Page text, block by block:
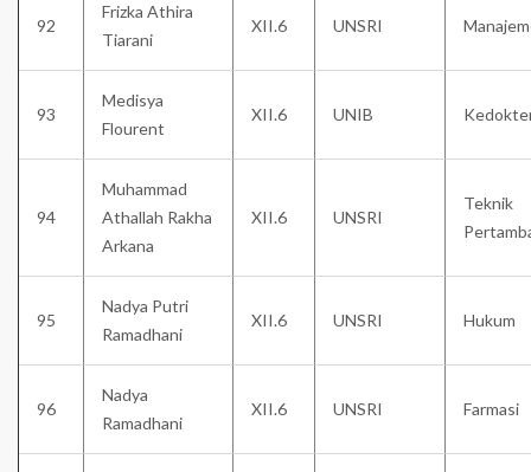
92
Frizka Athira
Tiarani
XII.6 UNSRI
93
Medisya
Flourent
XII.6 UNIB
94
Muhammad
Athallah Rakha
Arkana
XII.6 UNSRI
Teknik
95
Nadya Putri
Ramadhani
XII.6 UNSRI Hukum
96
Nadya
Ramadhani
XII.6 UNSRI Farmasi